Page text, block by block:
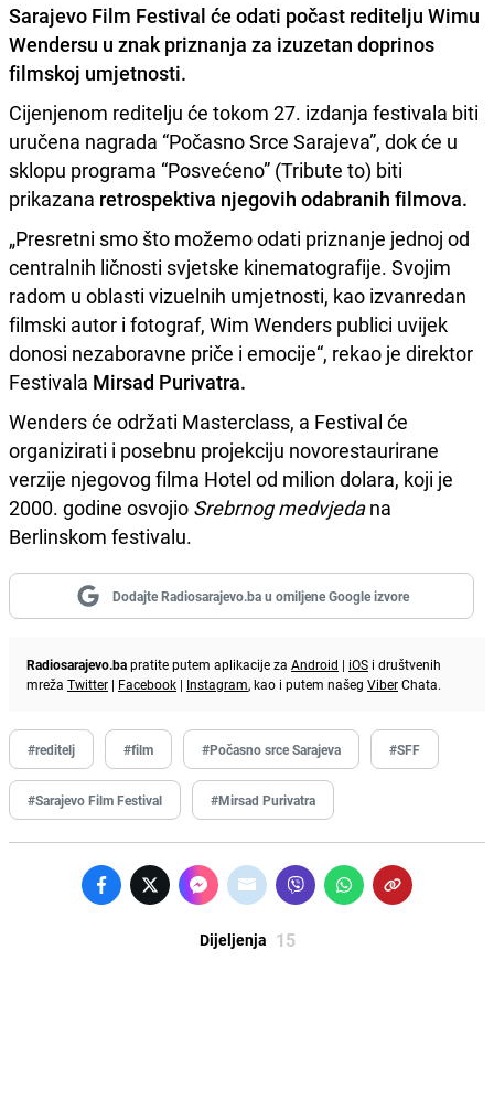
Sarajevo Film Festival će odati počast reditelju Wimu
Wendersu u znak priznanja za izuzetan doprinos
filmskoj umjetnosti.
Cijenjenom reditelju će tokom 27. izdanja festivala biti
uručena nagrada “Počasno Srce Sarajeva”, dok će u
sklopu programa “Posvećeno” (Tribute to) biti
prikazana retrospektiva njegovih odabranih filmova.
„Presretni smo što možemo odati priznanje jednoj od
centralnih ličnosti svjetske kinematografije. Svojim
radom u oblasti vizuelnih umjetnosti, kao izvanredan
filmski autor i fotograf, Wim Wenders publici uvijek
donosi nezaboravne priče i emocije“, rekao je direktor
Festivala Mirsad Purivatra.
Wenders će održati Masterclass, a Festival će
organizirati i posebnu projekciju novorestaurirane
verzije njegovog filma Hotel od milion dolara, koji je
2000. godine osvojio Srebrnog medvjedana
Berlinskom festivalu.
Dodajte Radiosarajevo.ba u omiljene Google izvore
Radiosarajevo.bapratite putem aplikacije za Android | iOS i društvenih
mreža Twitter | Facebook | Instagram, kao i putem našeg ViberChata.
#reditelj #film #Počasno srce Sarajeva #SFF
#Sarajevo Film Festival #Mirsad Purivatra
Dijeljenja 15